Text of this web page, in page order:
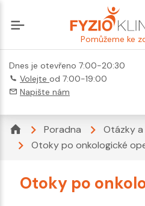
Pomůžeme ke
Dnes je otevřeno 7:00-20:30
Volejte od 7:00-19:00
Napište nám
Poradna
Otázky
Otoky po onkologické
Otoky po